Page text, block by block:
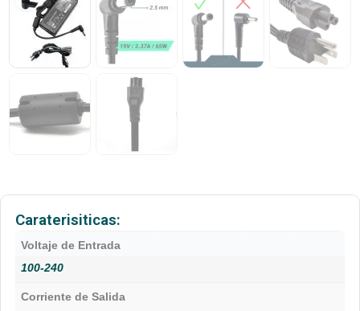
Caraterisiticas:
Voltaje de Entrada
100-240
Corriente de Salida